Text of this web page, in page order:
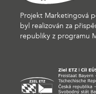
Projekt Marketingová
byl realizován za
republiky z programu